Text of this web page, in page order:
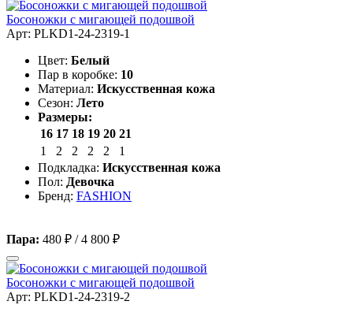
Босоножки с мигающей подошвой
Арт: PLKD1-24-2319-1
Цвет: Белый
Пар в коробке: 10
Материал: Искусственная кожа
Сезон: Лето
Размеры:
16 17 18 19 20 21
1
2 2 2 2
1
Подкладка: Искусственная кожа
Пол: Девочка
Бренд: FASHION
Пара: 480 ₽ /4 800 ₽
Босоножки с мигающей подошвой
Арт: PLKD1-24-2319-2